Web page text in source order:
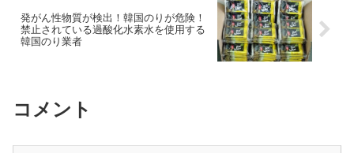
発がん性物質が検出！韓国のりが危険！
禁止されている過酸化水素水を使用する
韓国のり業者
コメント